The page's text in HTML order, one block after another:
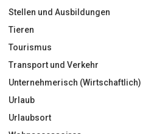
Stellen und Ausbildungen
Tieren
Tourismus
Transport und Verkehr
Unternehmerisch (Wirtschaftlich)
Urlaub
Urlaubsort